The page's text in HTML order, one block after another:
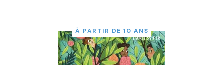
À PARTIR DE 10 ANS